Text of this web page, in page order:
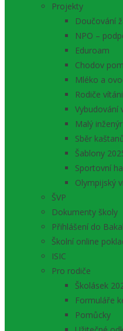
Projekty
Doučování
NPO –
Eduroam
Chodov
Mléko a
Rodiče vítáni
Vybudování
Malý inženýr
Sběr
Šablony
Sportovní
Olympijský
ŠVP
Dokumenty školy
Přihlášení do
Školní online
ISIC
Pro rodiče
Školásek
Formuláře
Pomůcky